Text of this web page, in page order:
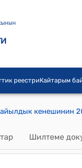
реестриКайтарым
Шилтеме